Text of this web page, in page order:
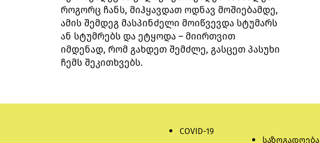
როგორც ჩანს, მიჰყავდათ ოდნავ მოშიებამდე,
ამის შემდეგ მასპინძელი მოიწვევდა სტუმარს
ან სტუმრებს და ეტყოდა – მიირთვით
იმდენად, რომ გახდეთ შემძლე, გასცეთ პასუხი
ჩემს შეკითხვებს.
COVID-19
საზოგადოება